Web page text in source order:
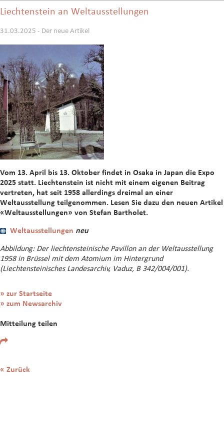
Liechtenstein an Weltausstellungen
31.03.2025 - Der neue Artikel
Vom 13. April bis 13. Oktober findet in Osaka in Japan die Expo
2025 statt. Liechtenstein ist nicht mit einem eigenen Beitrag
vertreten, hat seit 1958 allerdings dreimal an einer
Weltausstellung teilgenommen. Lesen Sie dazu den neuen Artikel
«Weltausstellungen» von Stefan Bartholet.
Weltausstellungen neu
Abbildung: Der liechtensteinische Pavillon an der Weltausstellung
1958 in Brüssel mit dem Atomium im Hintergrund
(Liechtensteinisches Landesarchiv, Vaduz, B 342/004/001).
» zur Startseite
» zum Newsarchiv
Mitteilung teilen
« Zurück